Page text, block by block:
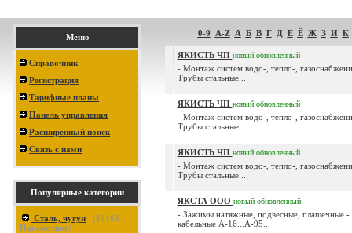
Меню
Справочник
Регистрация
Тарифные планы
Панель управления
Расширенный поиск
Связь с нами
Популярные категории
Сталь, чугун (19102
Просмотров)
0-9 A-Z А Б В Г Д Е Ё Ж З И К
ЯКИСТЬ ЧП новый обновленный
- Монтаж систем водо-, тепло-,
Трубы стальные...
ЯКИСТЬ ЧП новый обновленный
- Монтаж систем водо-, тепло-,
Трубы стальные...
ЯКИСТЬ ЧП новый обновленный
- Монтаж систем водо-, тепло-,
Трубы стальные...
ЯКСТА ООО новый обновленный
- Зажимы натяжные, подвесные, плашечные -
кабельные А-16...А-95...